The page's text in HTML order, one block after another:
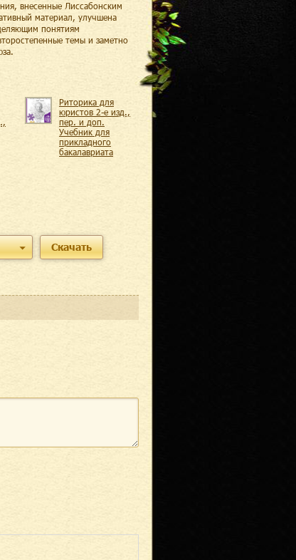
внесенные Лиссабонским
материал, улучшена
понятиям
темы и заметно
Риторика для
юристов 2-е изд.,
пер. и доп.
Учебник для
прикладного
бакалавриата
Скачать